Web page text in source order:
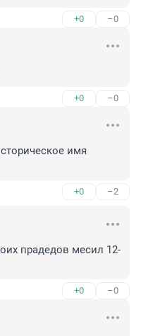
+0 –0
+0 –0
имя
+0 –2
прадедов месил 12-
+0 –0